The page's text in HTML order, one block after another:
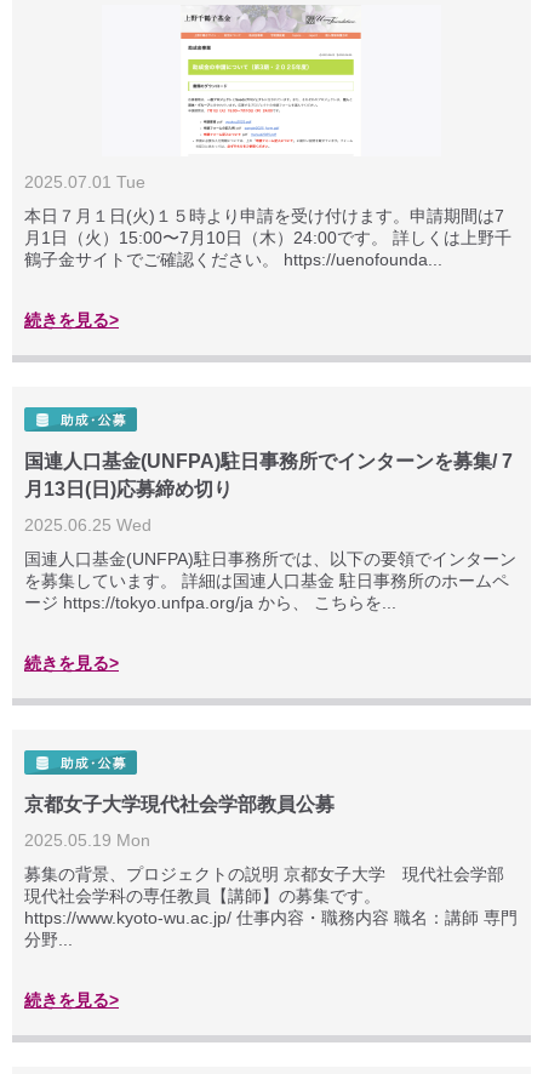
2025.07.01 Tue
本日７月１日(火)１５時より申請を受け付けます。申請期間は7
月1日（火）15:00〜7月10日（木）24:00です。 詳しくは上野千
鶴子金サイトでご確認ください。 https://uenofounda...
続きを見る>
国連人口基金(UNFPA)駐日事務所でインターンを募集/ 7
月13日(日)応募締め切り
2025.06.25 Wed
国連人口基金(UNFPA)駐日事務所では、以下の要領でインターン
を募集しています。 詳細は国連人口基金 駐日事務所のホームペ
ージ https://tokyo.unfpa.org/ja から、 こちらを...
続きを見る>
京都女子大学現代社会学部教員公募
2025.05.19 Mon
募集の背景、プロジェクトの説明 京都女子大学 現代社会学部
現代社会学科の専任教員【講師】の募集です。
https://www.kyoto-wu.ac.jp/ 仕事内容・職務内容 職名：講師 専門
分野...
続きを見る>